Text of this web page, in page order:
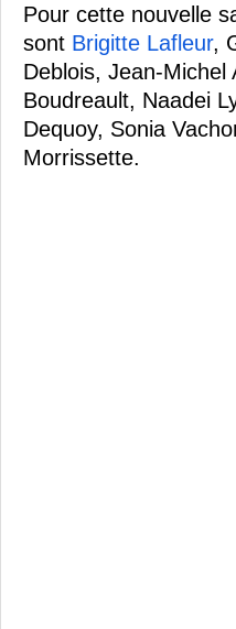
Pour cette nouvelle
sont Brigitte Lafleur,
Deblois, Jean-
Boudreault, Naadei
Dequoy, Sonia
Morrissette.